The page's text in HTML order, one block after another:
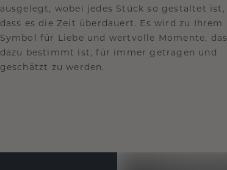
ausgelegt, wobei jedes Stück so gestaltet ist,
dass es die Zeit überdauert. Es wird zu Ihrem
Symbol für Liebe und wertvolle Momente, das
dazu bestimmt ist, für immer getragen und
geschätzt zu werden.